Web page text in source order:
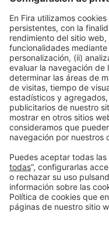
Descubre
expositores
Facebook Twitter